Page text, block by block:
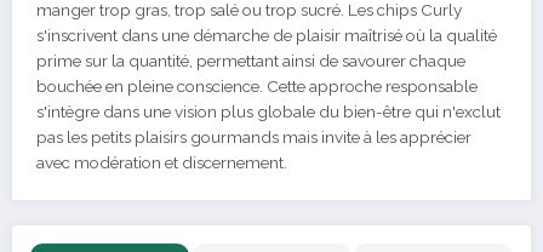
manger trop gras, trop salé ou trop sucré. Les chips Curly
s'inscrivent dans une démarche de plaisir maîtrisé où la qualité
prime sur la quantité, permettant ainsi de savourer chaque
bouchée en pleine conscience. Cette approche responsable
s'intègre dans une vision plus globale du bien-être qui n'exclut
pas les petits plaisirs gourmands mais invite à les apprécier
avec modération et discernement.